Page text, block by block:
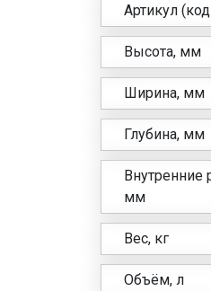
Артикул
Высота, мм
Ширина, мм
Глубина, мм
Внутренние
мм
Вес, кг
Объём, л